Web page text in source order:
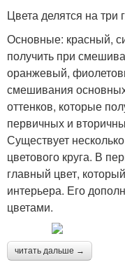
Цвета делятся на три
Основные: красный,
получить при
оранжевый,
смешивания
оттенков, которые
первичных и
Существует
цветового круга. В
главный цвет,
интерьера. Его
цветами.
читать дальше →